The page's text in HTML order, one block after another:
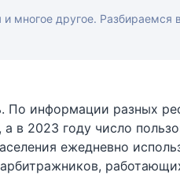
и многое другое. Разбираемся
По информации разных
в 2023 году число
ежедневно